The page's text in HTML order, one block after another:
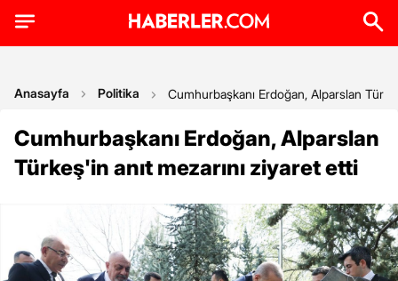
Anasayfa Politika Cumhurbaşkanı Erdoğan, Alparslan
Cumhurbaşkanı Erdoğan, Alparslan
Türkeş'in anıt mezarını ziyaret etti